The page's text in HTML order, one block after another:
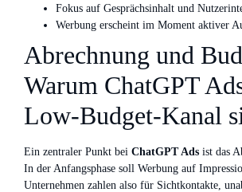
Fokus auf Gesprächsinhalt und
Werbung erscheint im Moment aktiver
Abrechnung und
Warum ChatGPT
Low-Budget-Kanal
Ein zentraler Punkt bei ChatGPT Ads ist das
In der Anfangsphase soll Werbung auf
Unternehmen zahlen also für Sichtkontakte,